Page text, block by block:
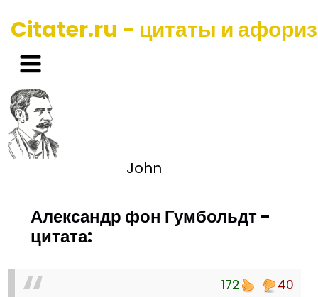
Citater.ru - цитаты и
John
Александр фон Гумбольдт -
цитата:
172 40